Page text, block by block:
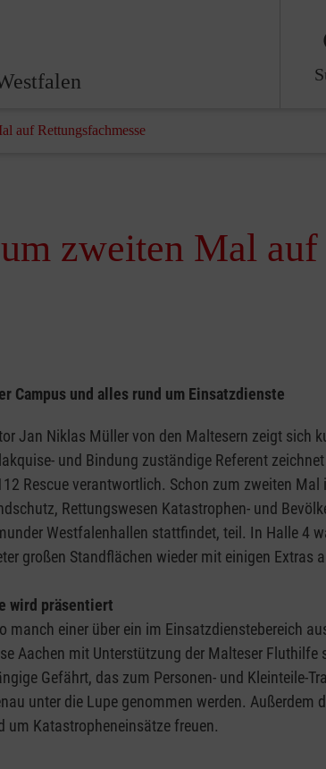
auf Rettungsfachmesse
zweiten Mal auf
Campus und alles rund um Einsatzdienste
Jan Niklas Müller von den Maltesern zeigt sich
und Bindung zuständige Referent
Rescue verantwortlich. Schon zum zweiten
Rettungswesen Katastrophen- und
Westfalenhallen stattfindet, teil. In Halle 4
großen Standflächen wieder mit einigen Extras
wird präsentiert
manch einer über ein im Einsatzdienstebereich
Aachen mit Unterstützung der Malteser Fluthilfe
Gefährt, das zum Personen- und Kleinteile-
unter die Lupe genommen werden. Außerdem
um Katastropheneinsätze freuen.